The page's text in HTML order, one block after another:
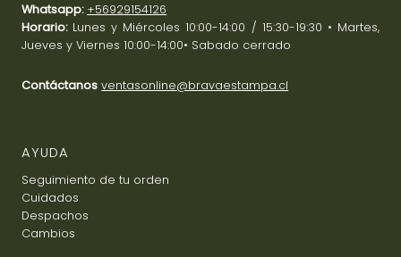
Whatsapp: +56929154126
Horario: Lunes y Miércoles 10:00-14:00 / 15:30-19:30 • Martes,
Jueves y Viernes 10:00-14:00• Sabado cerrado
Contáctanos ventasonline@bravaestampa.cl
AYUDA
Seguimiento de tu orden
Cuidados
Despachos
Cambios